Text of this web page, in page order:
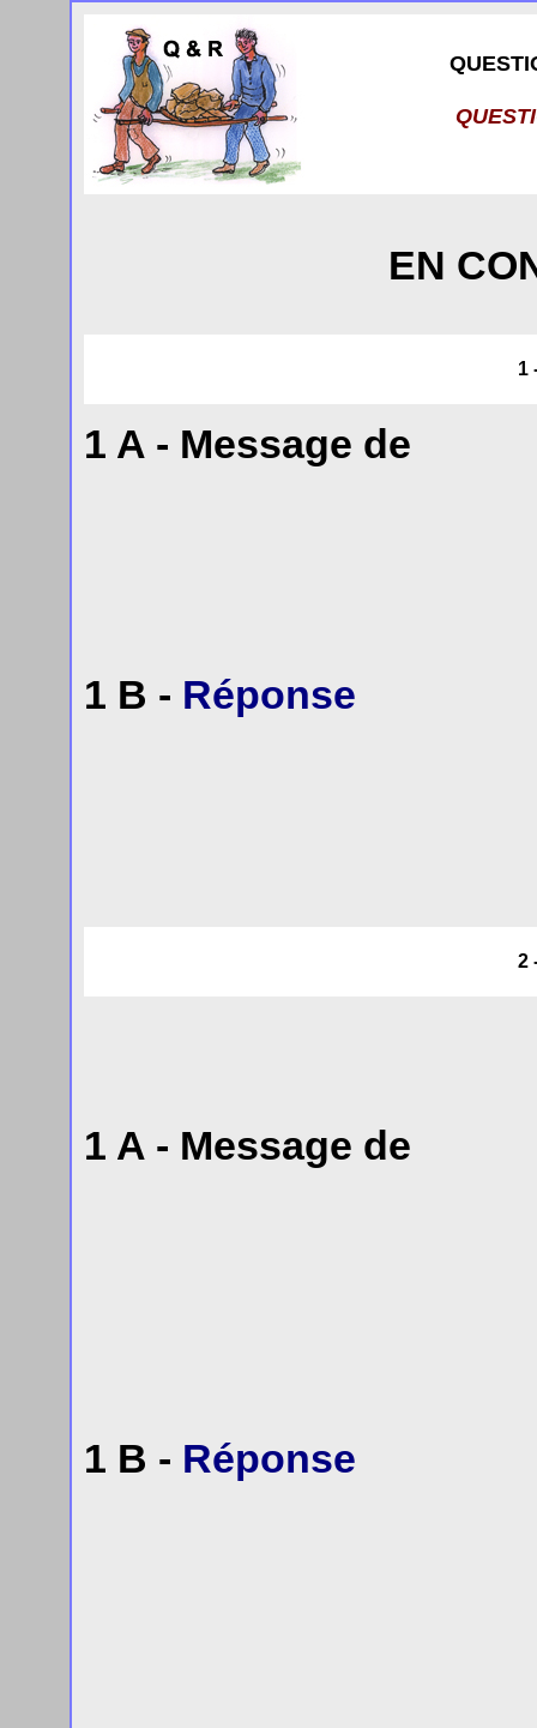
EN
1
1 A - Message de
1 B - Réponse
2
1 A - Message de
1 B - Réponse